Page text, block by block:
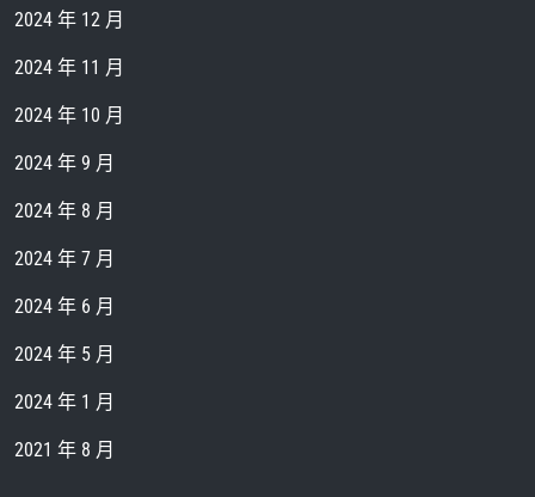
2024 年 12 月
2024 年 11 月
2024 年 10 月
2024 年 9 月
2024 年 8 月
2024 年 7 月
2024 年 6 月
2024 年 5 月
2024 年 1 月
2021 年 8 月